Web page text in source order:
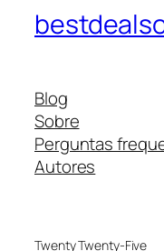
Blog
Sobre
Perguntas
Autores
Twenty Twenty-Five